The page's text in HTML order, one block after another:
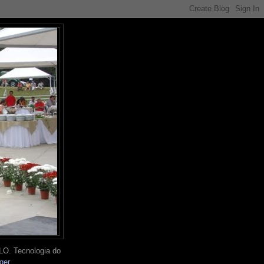
Tecnologia do
.